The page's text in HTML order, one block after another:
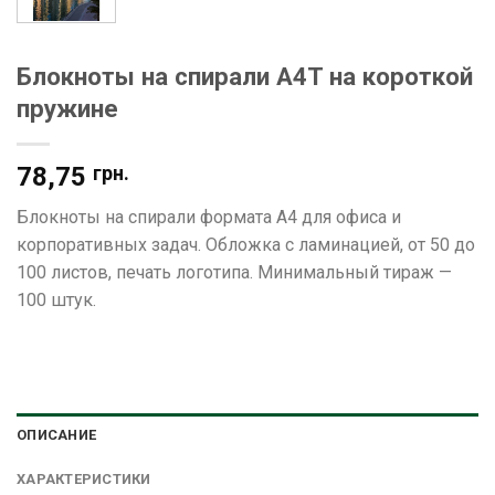
Блокноты на спирали А4T на короткой
пружине
78,75 грн.
Блокноты на спирали формата А4 для офиса и
корпоративных задач. Обложка с ламинацией, от 50 до
100 листов, печать логотипа. Минимальный тираж —
100 штук.
ОПИСАНИЕ
ХАРАКТЕРИСТИКИ